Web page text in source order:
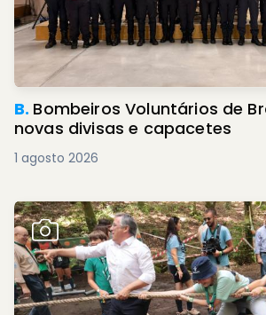
B. Bombeiros Voluntários de
novas divisas e capacetes
1 agosto 2026